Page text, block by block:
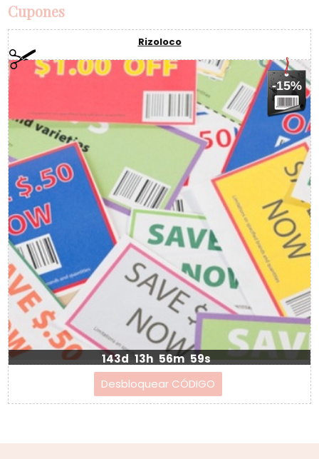
Cupones
Rizoloco
-15%
143d 13h 56m 59s